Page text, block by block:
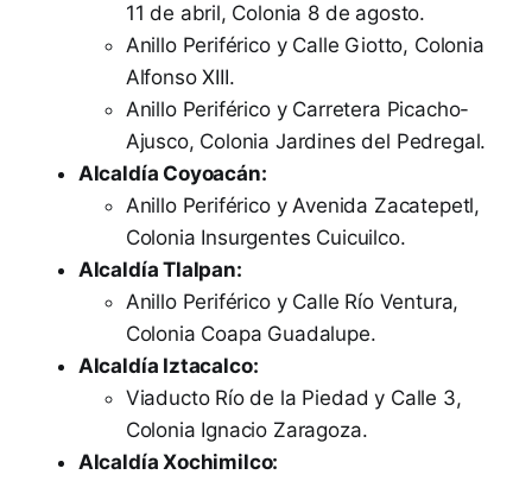
11 de abril, Colonia 8 de agosto.
Anillo Periférico y Calle Giotto, Colonia
Alfonso XIII.
Anillo Periférico y Carretera Picacho-
Ajusco, Colonia Jardines del Pedregal.
Alcaldía Coyoacán:
Anillo Periférico y Avenida Zacatepetl,
Colonia Insurgentes Cuicuilco.
Alcaldía Tlalpan:
Anillo Periférico y Calle Río Ventura,
Colonia Coapa Guadalupe.
Alcaldía Iztacalco:
Viaducto Río de la Piedad y Calle 3,
Colonia Ignacio Zaragoza.
Alcaldía Xochimilco: